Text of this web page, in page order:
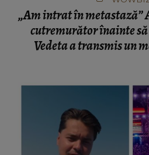
„Am intrat în metastază”
cutremurător înainte
Vedeta a transmis un